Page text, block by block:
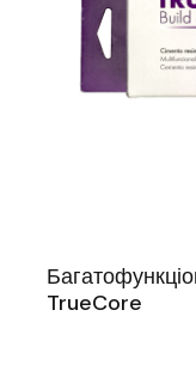
TrueCore